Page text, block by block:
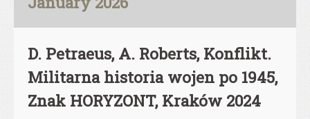
D. Petraeus, A. Roberts, Konflikt.
Militarna historia wojen po 1945,
Znak HORYZONT, Kraków 2024